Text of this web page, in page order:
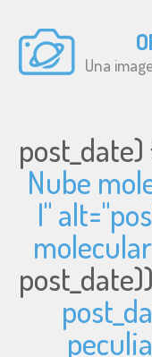
Una
post_date)
Nube
I" alt="